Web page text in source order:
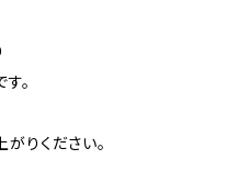
。
りください。